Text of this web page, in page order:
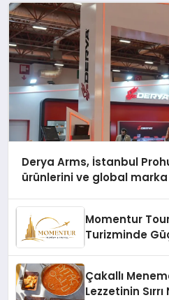
Derya Arms, İstanbul
ürünlerini ve global
Momentur
Turizminde
Çakallı
Lezzetinin Sırrı